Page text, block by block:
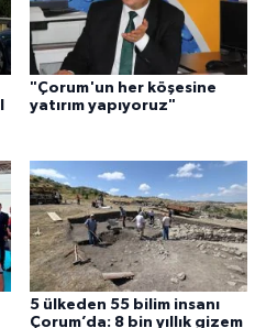
"Çorum'un her köşesine
yatırım yapıyoruz"
5 ülkeden 55 bilim insanı
Çorum’da: 8 bin yıllık gizem